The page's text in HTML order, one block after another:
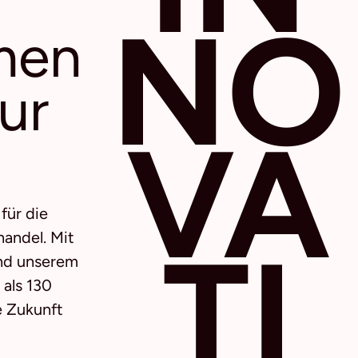
die
Mit
unserem
130
Zukunft
NO
VA
TI